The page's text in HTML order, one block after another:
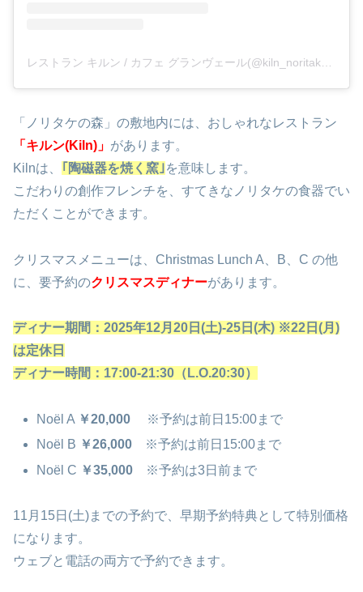
「ノリタケの森」の敷地内には、おしゃれなレストラン
「キルン(Kiln)」 があります。
Kilnは、
｢陶磁器を焼く窯｣ を意味します。
こだわりの創作フレンチを、すてきなノリタケの食器でい
ただくことができます。
クリスマスメニューは、Christmas Lunch A、B、C の他
に、要予約のクリスマスディナーがあります。
ディナー期間：2025年12月20日(土)-25日(木) ※22日(月)
は定休日
ディナー時間：17:00-21:30（L.O.20:30）
Noël A ￥20,000
※予約は前日15:00まで
Noël B ￥26,000
※予約は前日15:00まで
Noël C ￥35,000 ※予約は3日前まで
11月15日(土)までの予約で、早期予約特典として特別価格
になります。
ウェブと電話の両方で予約できます。